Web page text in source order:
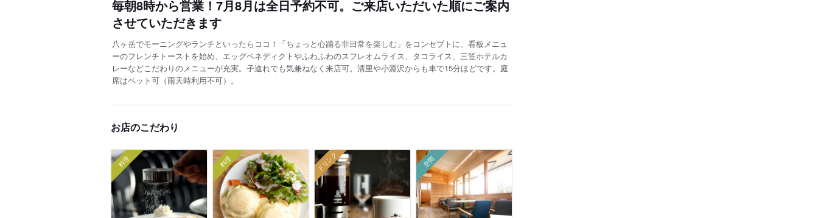
毎朝8時から営業！7月8月は全日予約不可。ご来店いただいた順にご案内
させていただきます
八ヶ岳でモーニングやランチといったらココ！「ちょっと心踊る非日常を楽しむ」をコンセプトに、看板メニュ
ーのフレンチトーストを始め、エッグベネディクトやふわふわのスフレオムライス、タコライス、三笠ホテルカ
レーなどこだわりのメニューが充実。子連れでも気兼ねなく来店可。清里や小淵沢からも車で15分ほどです。庭
席はペット可（雨天時利用不可）。
お店のこだわり
料理 料理 ドリンク 空間